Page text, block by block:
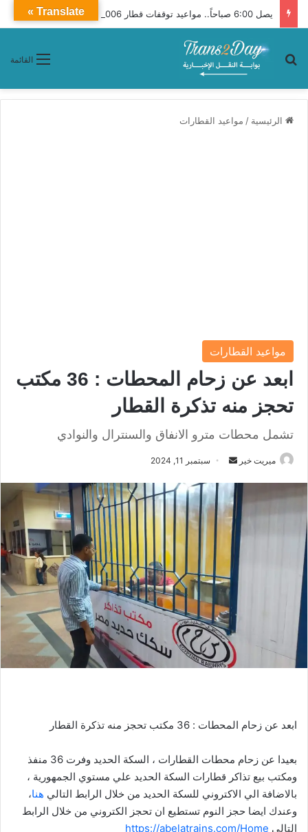
يصل 6:00 صباحاً.. مواعيد توقفات قطار 2006 أبو الهول من القاهرة إلى أسوان
القائمة بحث عن
الرئيسية / مواعيد القطارات
مواعيد القطارات
ابعد عن زحام المحطات : 36 مكتب
تحجز منه تذكرة القطار
تشمل محطات مترو الانفاق والسنترال والنوادي
ميريت خير
ل
ب
ي
د
إ
ل
ك
ت
ي
سبتمبر 11, 2024
ابعد عن زحام المحطات : 36 مكتب تحجز منه تذكرة القطار
بعيدا عن زحام محطات القطارات ، السكة الحديد وفرت 36 منفذ
ومكتب بيع تذاكر قطارات السكة الحديد علي مستوي الجمهورية ،
بالاضافة الي الاكتروني للسكة الحديد من خلال الرابط التالي هنا،
وعندك ايضا حجز النوم تستطيع ان تحجز الكتروني من خلال الرابط
التالي https://abelatrains.com/Home
Translate »